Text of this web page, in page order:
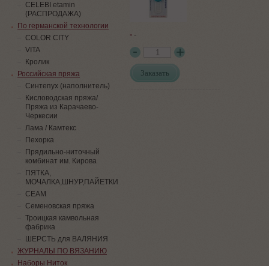
--
Заказать
СELEBI etamin
(РАСПРОДАЖА)
По германской технологии
COLOR CITY
VITA
Кролик
Российская пряжа
Синтепух (наполнитель)
Кисловодская пряжа/
Пряжа из Карачаево-
Черкесии
Лама / Камтекс
Пехорка
Прядильно-ниточный
комбинат им. Кирова
ПЯТКА,
МОЧАЛКА,ШНУР,ПАЙЕТКИ
СЕАМ
Семеновская пряжа
Троицкая камвольная
фабрика
ШЕРСТЬ для ВАЛЯНИЯ
ЖУРНАЛЫ ПО ВЯЗАНИЮ
Наборы Ниток